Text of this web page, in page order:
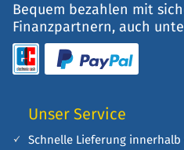
Bequem bezahlen mit
Finanzpartnern, auch
Unser Service
Schnelle Lieferung innerhalb